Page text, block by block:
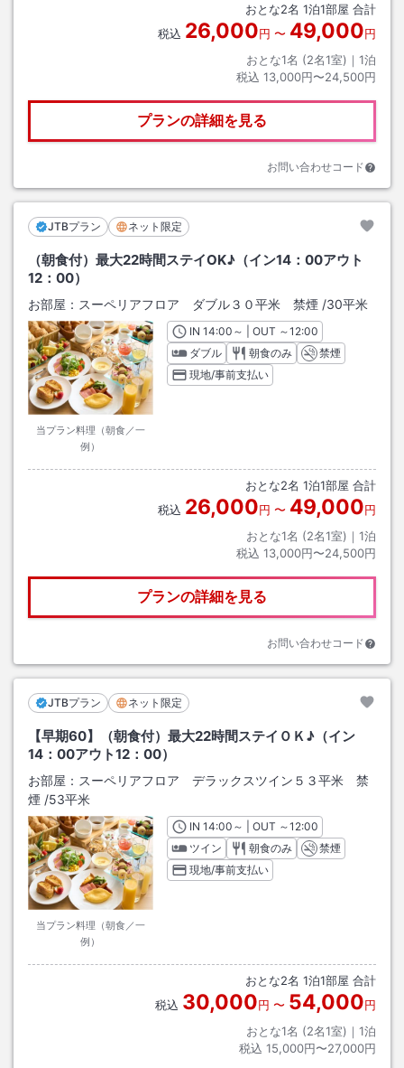
おとな2名 1泊1部屋 合計
税込 26,000円 〜 49,000円
おとな1名 (2名1室)｜ 1泊
税込 13,000円〜24,500円
プランの詳細を見る
お問い合わせコード
JTBプラン ネット限定
（朝食付）最大22時間ステイOK♪（イン14：00アウト
12：00）
お部屋： スーペリアフロア ダブル３０平米 禁煙 /30平米
当プラン料理（朝食／一
例）
INチェックイン
14:00 ～ | OUT チェックアウト
～12:00
ダブル
朝食のみ
禁煙
現地/事前支払い
おとな2名 1泊1部屋 合計
税込 26,000円 〜 49,000円
おとな1名 (2名1室)｜ 1泊
税込 13,000円〜24,500円
プランの詳細を見る
お問い合わせコード
JTBプラン ネット限定
【早期60】（朝食付）最大22時間ステイＯＫ♪（イン
14：00アウト12：00）
お部屋： スーペリアフロア デラックスツイン５３平米 禁
煙 /53平米
当プラン料理（朝食／一
例）
INチェックイン
14:00 ～ | OUT チェックアウト
～12:00
ツイン
朝食のみ
禁煙
現地/事前支払い
おとな2名 1泊1部屋 合計
税込 30,000円 〜 54,000円
おとな1名 (2名1室)｜ 1泊
税込 15,000円〜27,000円